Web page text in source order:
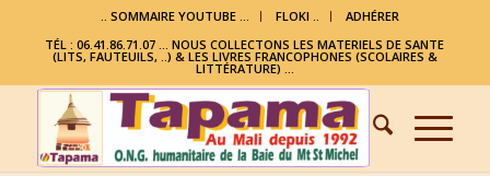
.. SOMMAIRE YOUTUBE … FLOKI ..
ADHÉRER
TÉL : 06.41.86.71.07 ... NOUS COLLECTONS LES MATERIELS DE SANTE
(LITS, FAUTEUILS, ..) & LES LIVRES FRANCOPHONES (SCOLAIRES &
LITTÉRATURE) ...